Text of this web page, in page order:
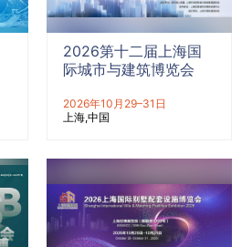
2026第十二届上海国
际城市与建筑博览会
2026年10月29–31日
上海 中国